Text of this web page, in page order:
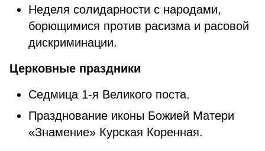
Неделя солидарности с народами,
борющимися против расизма и расовой
дискриминации.
Церковные праздники
Седмица 1-я Великого поста.
Празднование иконы Божией Матери
«Знамение» Курская Коренная.